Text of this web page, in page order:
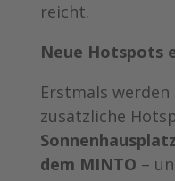
reicht.
Neue Hotspots
Erstmals werden
zusätzliche
dem MINTO –